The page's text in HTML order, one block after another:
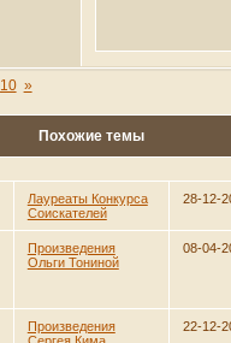
10 »
Похожие темы
Лауреаты Конкурса
Соискателей
28-12-
Произведения
Ольги Тониной
08-04-
Произведения
22-12-